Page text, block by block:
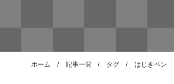
ホーム 記事一覧 タグ はじきペン